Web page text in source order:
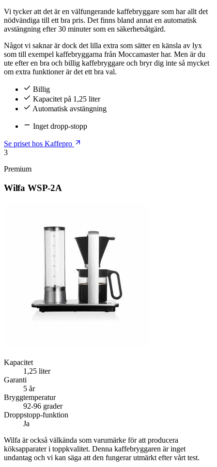
Vi tycker att det är en välfungerande kaffebryggare som har allt det
nödvändiga till ett bra pris. Det finns bland annat en automatisk
avstängning efter 30 minuter som en säkerhetsåtgärd.
Något vi saknar är dock det lilla extra som sätter en känsla av lyx
som till exempel kaffebryggarna från Moccamaster har. Men är du
ute efter en bra och billig kaffebryggare och bryr dig inte så mycket
om extra funktioner är det ett bra val.
Billig
Kapacitet på 1,25 liter
Automatisk avstängning
Inget dropp-stopp
Se priset hos Kaffepro
3
Premium
Wilfa WSP-2A
Kapacitet
1,25 liter
Garanti
5 år
Bryggtemperatur
92-96 grader
Droppstopp-funktion
Ja
Wilfa är också välkända som varumärke för att producera
köksapparater i toppkvalitet. Denna kaffebryggaren är inget
undantag och vi kan säga att den fungerar utmärkt efter vårt test.